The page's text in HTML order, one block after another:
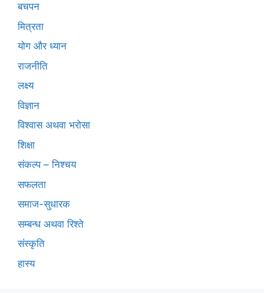
बचपन
मित्रता
योग और ध्यान
राजनीति
लक्ष्य
विज्ञान
विश्वास अथवा भरोसा
शिक्षा
संकल्प – निश्चय
सफलता
समाज-सुधारक
सम्बन्ध अथवा रिश्ते
संस्कृति
हास्य